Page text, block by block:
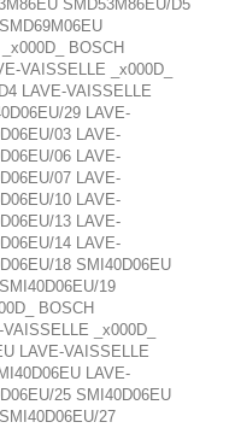
SMD53M86EU/D5
BOSCH
VAISSELLE _x000D_
LAVE-VAISSELLE
29 LAVE-
03 LAVE-
06 LAVE-
07 LAVE-
10 LAVE-
13 LAVE-
14 LAVE-
18 SMI40D06EU
19
BOSCH
_x000D_
LAVE-VAISSELLE
LAVE-
25 SMI40D06EU
27